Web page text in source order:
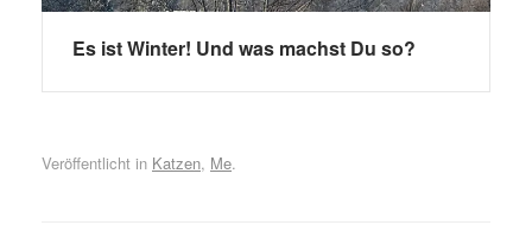
Es ist Winter! Und was machst Du so?
Veröffentlicht in Katzen, Me.